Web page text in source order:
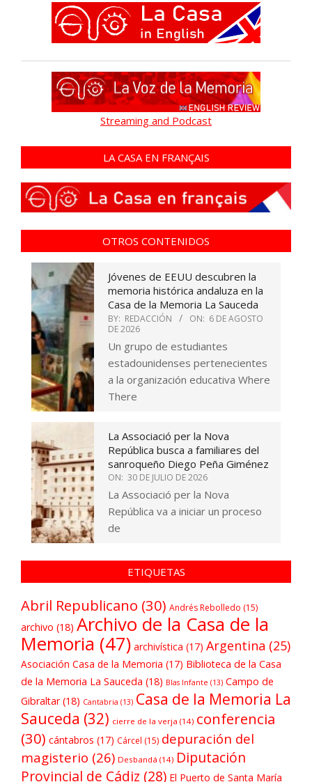
Streaming and Podcast
LA CASA EN FRANÇAIS
OTROS CONTENIDOS
Jóvenes de EEUU descubren la
memoria histórica andaluza en la
Casa de la Memoria La Sauceda
BY: REDACCIÓN ON: 6 DE AGOSTO
DE 2026
Un grupo de estudiantes
estadounidenses pertenecientes
a la organización educativa Where
There
La Associació per la Nova
República busca a familiares del
sanroqueño Diego Peña Giménez
ON: 30 DE JULIO DE 2026
La Associació per la Nova
República va a iniciar un proceso
de
ETIQUETAS
Abril Republicano (30) Andrés Rebolledo (15)
archivo (18) Archivo de la Casa de la
Memoria (47) archivística (17) Argentina (25)
Asociación Casa de la Memoria (17) Biblioteca de la Casa
de la Memoria La Sauceda (18) Blas Infante (13) Campo de
Gibraltar(18) Cantabria (13) Casa de la Memoria La
Sauceda (32) cierre de la verja (14) conferencia
(30) cántabros (17) Cárcel (15) depuración del
magisterio (26) Desbandá (14) Diputación
Provincial de Cádiz (28) El Puerto de Santa María